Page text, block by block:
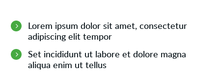
Lorem ipsum dolor sit amet, consectetur
adipiscing elit tempor
Set incididunt ut labore et dolore magna
aliqua enim ut tellus